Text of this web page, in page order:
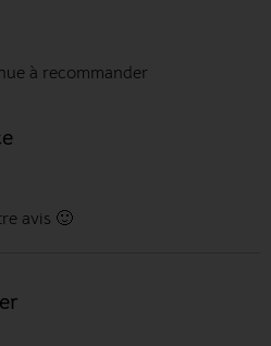
à recommander
avis 🙂